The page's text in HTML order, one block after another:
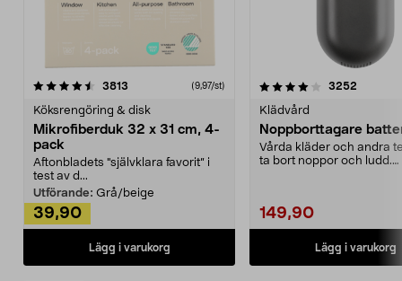
3813 (9,97/st)
Köksrengöring & disk
Mikrofiberduk 32 x 31 cm, 4-
pack
Aftonbladets "självklara favorit” i
test av d...
Utförande: Grå/beige
39,90
Lägg i varukorg
4.0av 5 stjärnor 3252
Klädvård
Noppborttagare
Vårda kläder och andra
ta bort noppor och ludd.
149,90
Lägg i varukorg
4.5av 5 stjärnor